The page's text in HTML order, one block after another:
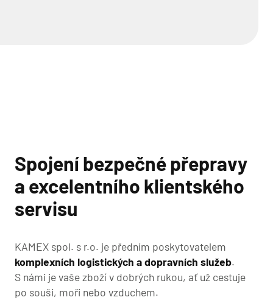
Spojení bezpečné přepravy
a excelentního klientského
servisu
KAMEX spol. s r.o. je předním poskytovatelem
komplexních logistických a dopravních služeb.
S námi je vaše zboží v dobrých rukou, ať už cestuje
po souši, moři nebo vzduchem.